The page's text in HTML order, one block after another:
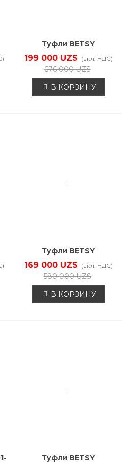
Туфли BETSY
938407/09-02
199 000 UZS (вкл. НДС)
676 000 UZS
В КОРЗИНУ
Туфли BETSY
938305/09-02
169 000 UZS (вкл. НДС)
580 000 UZS
В КОРЗИНУ
Туфли BETSY